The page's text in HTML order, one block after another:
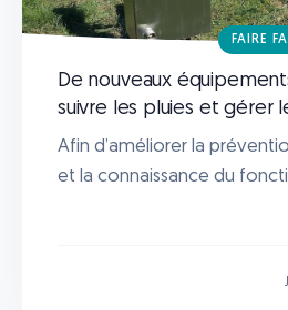
FAIRE
De nouveaux
suivre les pluies et gérer
Afin d’améliorer la
et la connaissance du